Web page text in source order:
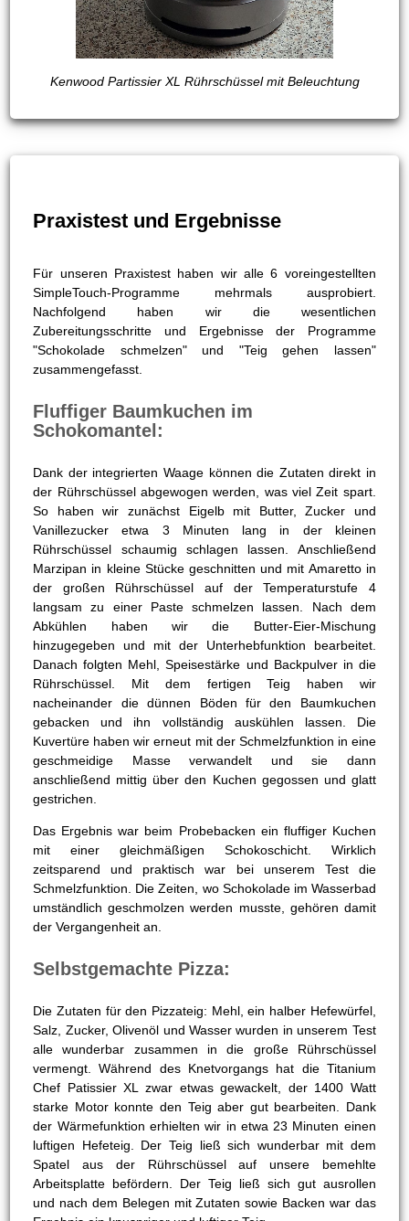
Kenwood Partissier XL Rührschüssel mit Beleuchtung
Praxistest und Ergebnisse
Für unseren Praxistest haben wir alle 6 voreingestellten
SimpleTouch-Programme mehrmals ausprobiert.
Nachfolgend haben wir die wesentlichen
Zubereitungsschritte und Ergebnisse der Programme
"Schokolade schmelzen" und "Teig gehen lassen"
zusammengefasst.
Fluffiger Baumkuchen im
Schokomantel:
Dank der integrierten Waage können die Zutaten direkt in
der Rührschüssel abgewogen werden, was viel Zeit spart.
So haben wir zunächst Eigelb mit Butter, Zucker und
Vanillezucker etwa 3 Minuten lang in der kleinen
Rührschüssel schaumig schlagen lassen. Anschließend
Marzipan in kleine Stücke geschnitten und mit Amaretto in
der großen Rührschüssel auf der Temperaturstufe 4
langsam zu einer Paste schmelzen lassen. Nach dem
Abkühlen haben wir die Butter-Eier-Mischung
hinzugegeben und mit der Unterhebfunktion bearbeitet.
Danach folgten Mehl, Speisestärke und Backpulver in die
Rührschüssel. Mit dem fertigen Teig haben wir
nacheinander die dünnen Böden für den Baumkuchen
gebacken und ihn vollständig auskühlen lassen. Die
Kuvertüre haben wir erneut mit der Schmelzfunktion in eine
geschmeidige Masse verwandelt und sie dann
anschließend mittig über den Kuchen gegossen und glatt
gestrichen.
Das Ergebnis war beim Probebacken ein fluffiger Kuchen
mit einer gleichmäßigen Schokoschicht. Wirklich
zeitsparend und praktisch war bei unserem Test die
Schmelzfunktion. Die Zeiten, wo Schokolade im Wasserbad
umständlich geschmolzen werden musste, gehören damit
der Vergangenheit an.
Selbstgemachte Pizza:
Die Zutaten für den Pizzateig: Mehl, ein halber Hefewürfel,
Salz, Zucker, Olivenöl und Wasser wurden in unserem Test
alle wunderbar zusammen in die große Rührschüssel
vermengt. Während des Knetvorgangs hat die Titanium
Chef Patissier XL zwar etwas gewackelt, der 1400 Watt
starke Motor konnte den Teig aber gut bearbeiten. Dank
der Wärmefunktion erhielten wir in etwa 23 Minuten einen
luftigen Hefeteig. Der Teig ließ sich wunderbar mit dem
Spatel aus der Rührschüssel auf unsere bemehlte
Arbeitsplatte befördern. Der Teig ließ sich gut ausrollen
und nach dem Belegen mit Zutaten sowie Backen war das